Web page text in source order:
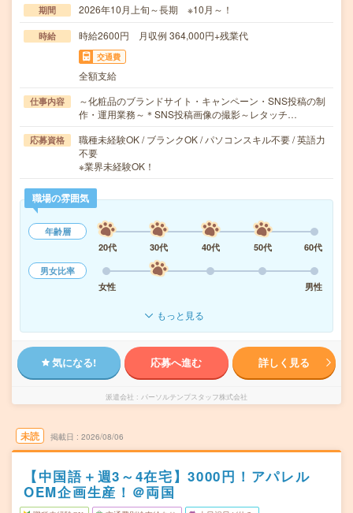
期間 2026年10月上旬～長期 ※10月～！
時給 時給2600円 月収例 364,000円+残業代
交通費
全額支給
仕事内容
～化粧品のブランドサイト・キャンペーン・SNS投稿の制
作・運用業務～＊SNS投稿画像の撮影～レタッチ…
応募資格
職種未経験OK / ブランクOK / パソコンスキル不要 / 英語力
不要
※業界未経験OK！
職場の雰囲気
年齢層
20代
30代 40代 50代
60代
男女比率
女性
男性
もっと見る
気になる! 応募へ進む 詳しく見る
派遣会社 パーソルテンプスタッフ株式会社
未読 掲載日 2026/08/06
【中国語＋週3～4在宅】3000円！アパレル
OEM企画生産！＠両国